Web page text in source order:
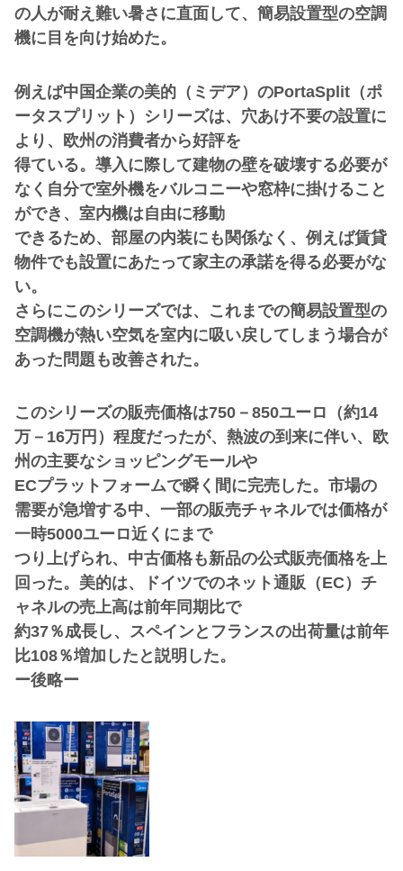
の人が耐え難い暑さに直面して、簡易設置型の空調
機に目を向け始めた。
例えば中国企業の美的（ミデア）のPortaSplit（ポ
ータスプリット）シリーズは、穴あけ不要の設置に
より、欧州の消費者から好評を
得ている。導入に際して建物の壁を破壊する必要が
なく自分で室外機をバルコニーや窓枠に掛けること
ができ、室内機は自由に移動
できるため、部屋の内装にも関係なく、例えば賃貸
物件でも設置にあたって家主の承諾を得る必要がな
い。
さらにこのシリーズでは、これまでの簡易設置型の
空調機が熱い空気を室内に吸い戻してしまう場合が
あった問題も改善された。
このシリーズの販売価格は750－850ユーロ（約14
万－16万円）程度だったが、熱波の到来に伴い、欧
州の主要なショッピングモールや
ECプラットフォームで瞬く間に完売した。市場の
需要が急増する中、一部の販売チャネルでは価格が
一時5000ユーロ近くにまで
つり上げられ、中古価格も新品の公式販売価格を上
回った。美的は、ドイツでのネット通販（EC）チ
ャネルの売上高は前年同期比で
約37％成長し、スペインとフランスの出荷量は前年
比108％増加したと説明した。
ー後略ー